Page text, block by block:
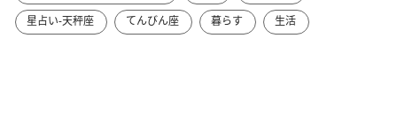
星占い-天秤座
てんびん座 暮らす 生活